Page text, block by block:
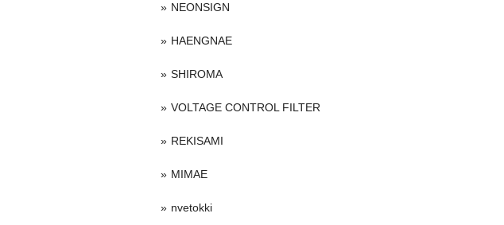
NEONSIGN
HAENGNAE
SHIROMA
VOLTAGE CONTROL FILTER
REKISAMI
MIMAE
nvetokki